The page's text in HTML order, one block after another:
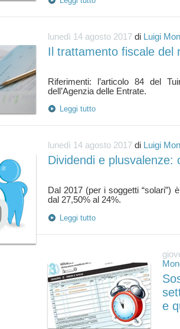
lunedì 14 agosto 2017 di Luigi
Il trattamento fiscale del
Riferimenti: l’articolo 84 del
Leggi tutto
lunedì 14 agosto 2017 di Luigi
Dividendi e plusvalenze:
Dal 2017 (per i soggetti “solari”)
Leggi tutto
e